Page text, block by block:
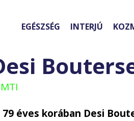
EGÉSZSÉG INTERJÚ
MTI
éves korában Desi